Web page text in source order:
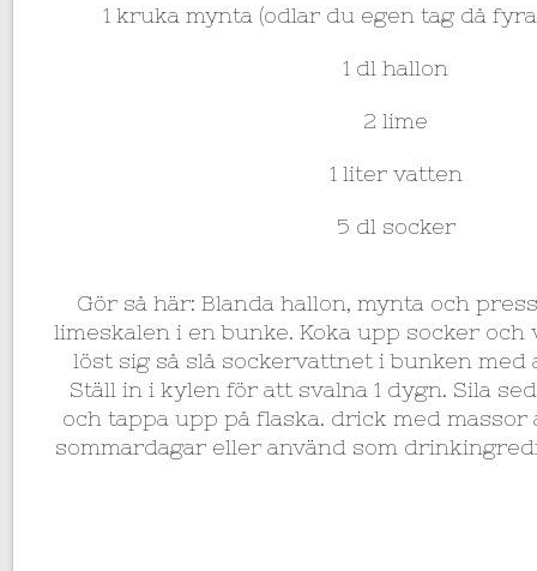
1 kruka mynta (odlar du egen tag då
1 dl hallon
2 lime
1 liter vatten
5 dl socker
Gör så här: Blanda hallon, mynta och
limeskalen i en bunke. Koka upp socker och
löst sig så slå sockervattnet i bunken med
Ställ in i kylen för att svalna 1 dygn. Sila
och tappa upp på flaska. drick med
sommardagar eller använd som